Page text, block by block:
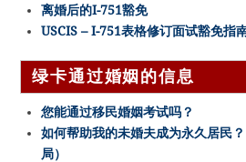
离婚后的I-751豁免
USCIS – I-751表格修订面试豁免指
绿卡通过婚姻的信息
您能通过移民婚姻考试吗？
如何帮助我的未婚夫成为永久居民
局）